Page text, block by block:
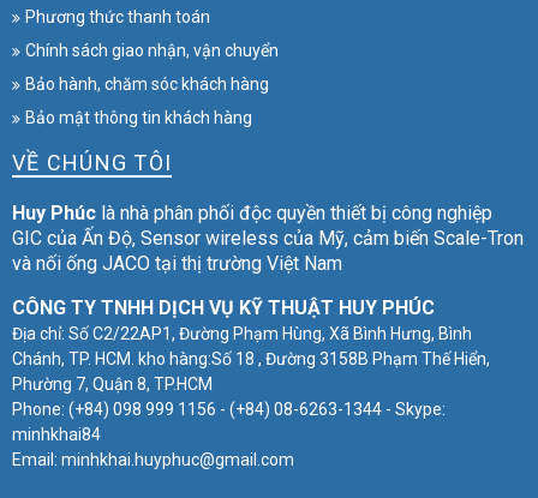
Phương thức thanh toán
Chính sách giao nhận, vận chuyển
Bảo hành, chăm sóc khách hàng
Bảo mật thông tin khách hàng
VỀ CHÚNG TÔI
Huy Phúc là nhà phân phối độc quyền thiết bị công nghiệp
GIC của Ấn Độ, Sensor wireless của Mỹ, cảm biến Scale-Tron
và nối ống JACO tại thị trường Việt Nam
CÔNG TY TNHH DỊCH VỤ KỸ THUẬT HUY PHÚC
Địa chỉ: Số C2/22AP1, Đường Phạm Hùng, Xã Bình Hưng, Bình
Chánh, TP. HCM. kho hàng:Số 18 , Đường 3158B Phạm Thế Hiển,
Phường 7, Quận 8, TP.HCM
Phone: (+84) 098 999 1156 - (+84) 08-6263-1344 - Skype:
minhkhai84
Email: minhkhai.huyphuc@gmail.com